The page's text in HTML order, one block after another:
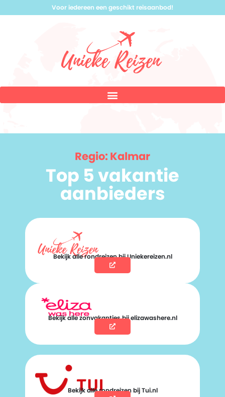
Voor iedereen een geschikt reisaanbod!
Regio: Kalmar
Top 5 vakantie
aanbieders
Bekijk alle rondreizen bij Uniekereizen.nl
Bekijk alle zonvakanties bij elizawashere.nl
Bekijk alle rondreizen bij Tui.nl